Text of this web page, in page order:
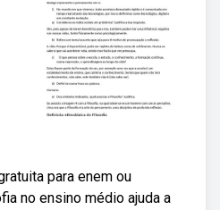
para enem ou
no ensino médio ajuda a